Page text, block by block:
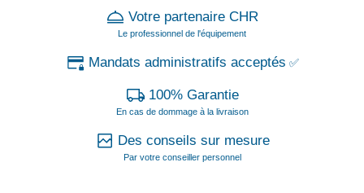
Votre partenaire CHR
Le professionnel de l'équipement
Mandats administratifs acceptés ✅
100% Garantie
En cas de dommage à la livraison
Des conseils sur mesure
Par votre conseiller personnel